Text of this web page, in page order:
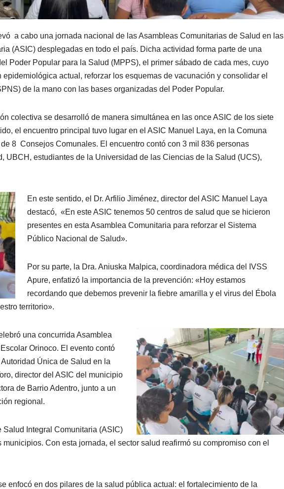
a cabo una jornada nacional de las Asambleas Comunitarias de Salud en las
(ASIC) desplegadas en todo el país. Dicha actividad forma parte de una
Poder Popular para la Salud (MPPS), el primer sábado de cada mes, cuyo
actual, reforzar los esquemas de vacunación y consolidar el
de la mano con las bases organizadas del Poder Popular.
colectiva se desarrolló de manera simultánea en las once ASIC de los siete
el encuentro principal tuvo lugar en el ASIC Manuel Laya, en la Comuna
8 Consejos Comunales. El encuentro contó con 3 mil 836 personas
UBCH, estudiantes de la Universidad de las Ciencias de la Salud (UCS),
En este sentido, el Dr. Arfilio Jiménez, director del ASIC Manuel Laya
destacó, «En este ASIC tenemos 50 centros de salud que se hicieron
presentes en esta Asamblea Comunitaria para reforzar el Sistema
Público Nacional de Salud».
Por su parte, la Dra. Aniuska Malpica, coordinadora médica del IVSS
Apure, enfatizó la importancia de la prevención: «Hoy estamos
recordando que debemos prevenir la fiebre amarilla y el virus del Ébola
territorio».
una concurrida Asamblea
Orinoco. El evento contó
Única de Salud en la
director del ASIC del municipio
de Barrio Adentro, junto a un
regional.
Integral Comunitaria (ASIC)
Con esta jornada, el sector salud reafirmó su compromiso con el
enfocó en dos pilares de la salud pública actual: el fortalecimiento de la